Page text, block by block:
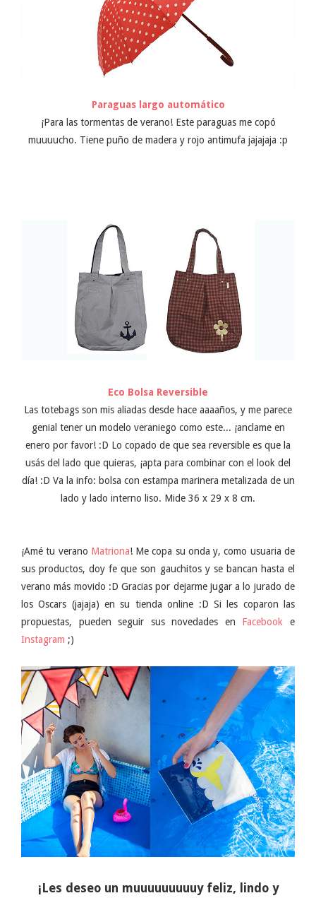
Paraguas largo automático
¡Para las tormentas de verano! Este paraguas me copó
muuuucho. Tiene puño de madera y rojo antimufa jajajaja :p
Eco Bolsa Reversible
Las totebags son mis aliadas desde hace aaaaños, y me parece
genial tener un modelo veraniego como este... ¡anclame en
enero por favor! :D Lo copado de que sea reversible es que la
usás del lado que quieras, ¡apta para combinar con el look del
día! :D Va la info: bolsa con estampa marinera metalizada de un
lado y lado interno liso. Mide 36 x 29 x 8 cm.
¡Amé tu verano Matriona! Me copa su onda y, como usuaria de
sus productos, doy fe que son gauchitos y se bancan hasta el
verano más movido :D Gracias por dejarme jugar a lo jurado de
los Oscars (jajaja) en su tienda online :D Si les coparon las
propuestas, pueden seguir sus novedades en Facebook e
Instagram ;)
¡Les deseo un muuuuuuuuuy feliz, lindo y